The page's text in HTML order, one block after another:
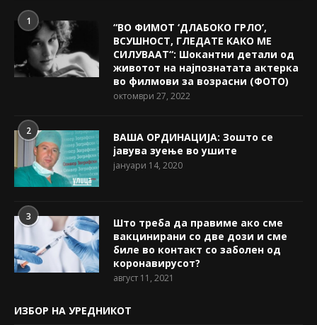
1
“ВО ФИМОТ ‘ДЛАБОКО ГРЛО’,
ВСУШНОСТ, ГЛЕДАТЕ КАКО МЕ
СИЛУВААТ“: Шокантни детали од
животот на најпознатата актерка
во филмови за возрасни (ФОТО)
октомври 27, 2022
2
ВАША ОРДИНАЦИЈА: Зошто се
јавува зуење во ушите
јануари 14, 2020
3
Што треба да правиме ако сме
вакцинирани со две дози и сме
биле во контакт со заболен од
коронавирусот?
август 11, 2021
ИЗБОР НА УРЕДНИКОТ